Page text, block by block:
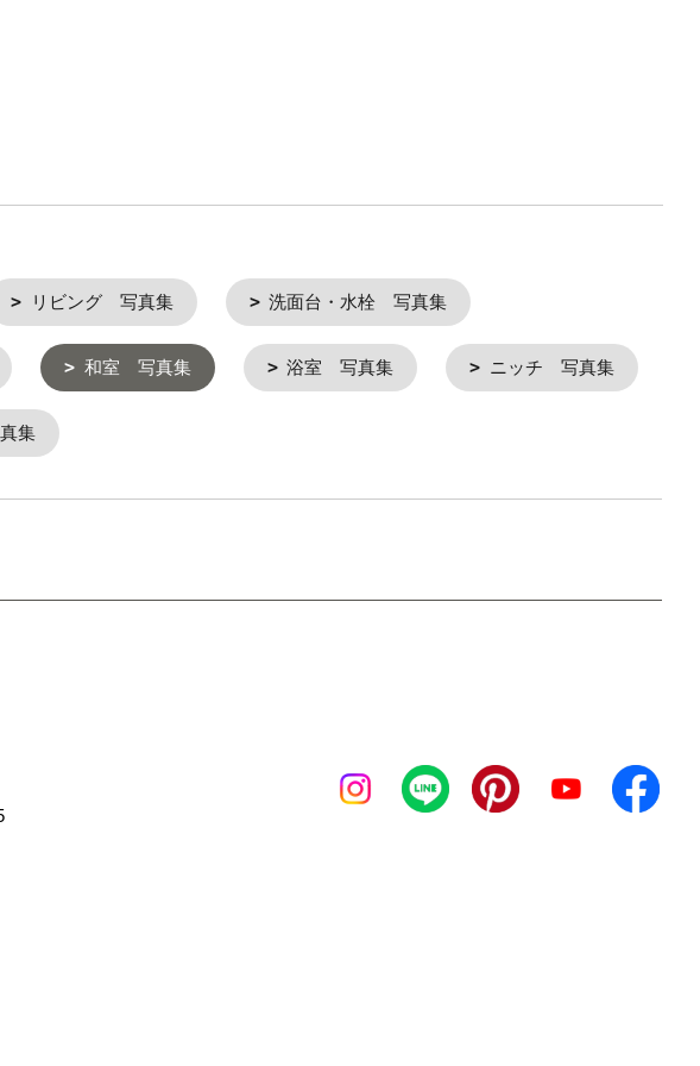
リビング 写真集 洗面台・水栓 写真集
和室 写真集 浴室 写真集 ニッチ 写真集
集